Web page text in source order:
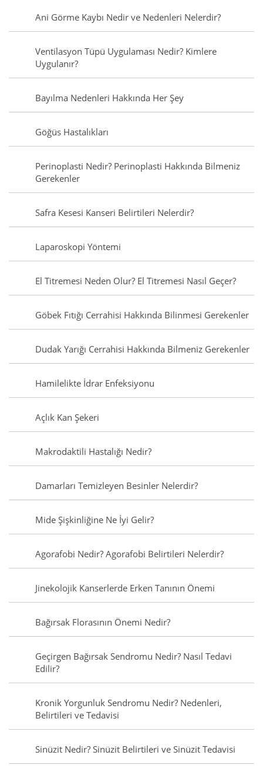
Ani Görme Kaybı Nedir ve Nedenleri Nelerdir?
Ventilasyon Tüpü Uygulaması Nedir? Kimlere
Uygulanır?
Bayılma Nedenleri Hakkında Her Şey
Göğüs Hastalıkları
Perinoplasti Nedir? Perinoplasti Hakkında Bilmeniz
Gerekenler
Safra Kesesi Kanseri Belirtileri Nelerdir?
Laparoskopi Yöntemi
El Titremesi Neden Olur? El Titremesi Nasıl Geçer?
Göbek Fıtığı Cerrahisi Hakkında Bilinmesi Gerekenler
Dudak Yarığı Cerrahisi Hakkında Bilmeniz Gerekenler
Hamilelikte İdrar Enfeksiyonu
Açlık Kan Şekeri
Makrodaktili Hastalığı Nedir?
Damarları Temizleyen Besinler Nelerdir?
Mide Şişkinliğine Ne İyi Gelir?
Agorafobi Nedir? Agorafobi Belirtileri Nelerdir?
Jinekolojik Kanserlerde Erken Tanının Önemi
Bağırsak Florasının Önemi Nedir?
Geçirgen Bağırsak Sendromu Nedir? Nasıl Tedavi
Edilir?
Kronik Yorgunluk Sendromu Nedir? Nedenleri,
Belirtileri ve Tedavisi
Sinüzit Nedir? Sinüzit Belirtileri ve Sinüzit Tedavisi